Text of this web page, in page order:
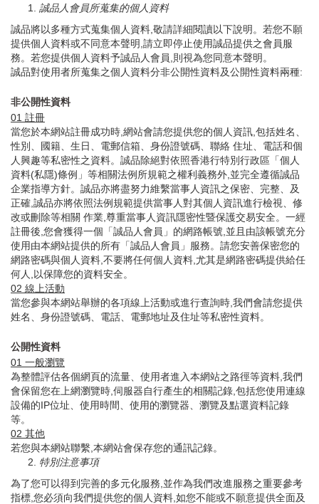
誠品人會員所蒐集的個人資料
誠品將以多種方式蒐集個人資料,敬請詳細閱讀以下說明。若您不願
提供個人資料或不同意本聲明,請立即停止使用誠品提供之會員服
務。若您提供個人資料予誠品人會員,則視為您同意本聲明。
誠品對使用者所蒐集之個人資料分非公開性資料及公開性資料兩種:
非公開性資料
01 註冊
當您於本網站註冊成功時,網站會請您提供您的個人資訊,包括姓名、
性別、國籍、生日、電郵信箱、身份證號碼、聯絡 住址、電話和個
人興趣等私密性之資料。誠品除絕對依照香港行特別行政區「個人
資料(私隱)條例」等相關法例所規範之權利義務外,並完全遵循誠品
企業指導方針。誠品亦將盡努力維繫當事人資訊之保密、完整、及
正確,誠品亦將依照法例規範提供當事人對其個人資訊進行檢視、修
改或刪除等相關 作業,尊重當事人資訊隱密性暨保護交易安全。一經
註冊後,您會獲得一個「誠品人會員」的網路帳號,並且由該帳號充分
使用由本網站提供的所有「誠品人會員」服務。請您安善保密您的
網路密碼與個人資料,不要將任何個人資料,尤其是網路密碼提供給任
何人,以保障您的資料安全。
02 線上活動
當您參與本網站舉辦的各項線上活動或進行查詢時,我們會請您提供
姓名、身份證號碼、電話、電郵地址及住址等私密性資料。
公開性資料
01 一般瀏覽
為整體評估各個網頁的流量、使用者進入本網站之路徑等資料,我們
會保留您在上網瀏覽時,伺服器自行產生的相關記錄,包括您使用連線
設備的IP位址、使用時間、使用的瀏覽器、瀏覽及點選資料記錄
等。
02 其他
若您與本網站聯繫,本網站會保存您的通訊記錄。
特別注意事項
為了您可以得到完善的多元化服務,並作為我們改進服務之重要參考
指標,您必須向我們提供您的個人資料,如您不能或不願意提供全面及